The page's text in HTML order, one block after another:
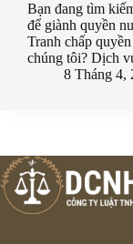
Bạn đang tìm
để giành quyền
Tranh chấp
chúng tôi? Dịch
8 Tháng 4,